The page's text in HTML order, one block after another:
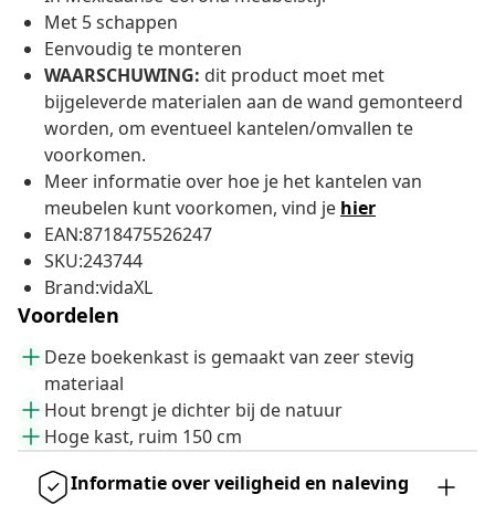
Met 5 schappen
Eenvoudig te monteren
WAARSCHUWING: dit product moet met
bijgeleverde materialen aan de wand gemonteerd
worden, om eventueel kantelen/omvallen te
voorkomen.
Meer informatie over hoe je het kantelen van
meubelen kunt voorkomen, vind je hier
EAN:8718475526247
SKU:243744
Brand:vidaXL
Voordelen
Deze boekenkast is gemaakt van zeer stevig
materiaal
Hout brengt je dichter bij de natuur
Hoge kast, ruim 150 cm
Informatie over veiligheid en naleving